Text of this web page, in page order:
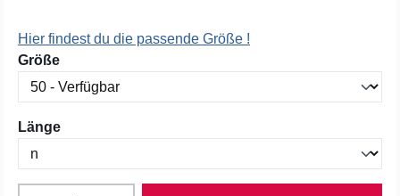
Hier findest du die passende Größe !
Größeauswählen
Längeauswählen